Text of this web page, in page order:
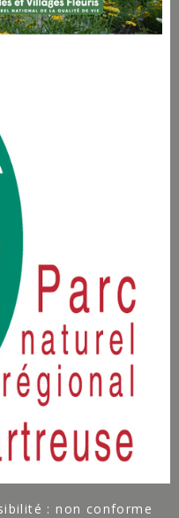
: non conforme